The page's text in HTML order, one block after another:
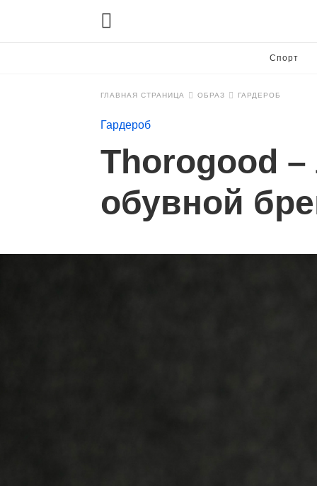
Спорт
ГЛАВНАЯ СТРАНИЦА ОБРАЗ ГАРДЕРОБ
Гардероб
Thorogood
обувной